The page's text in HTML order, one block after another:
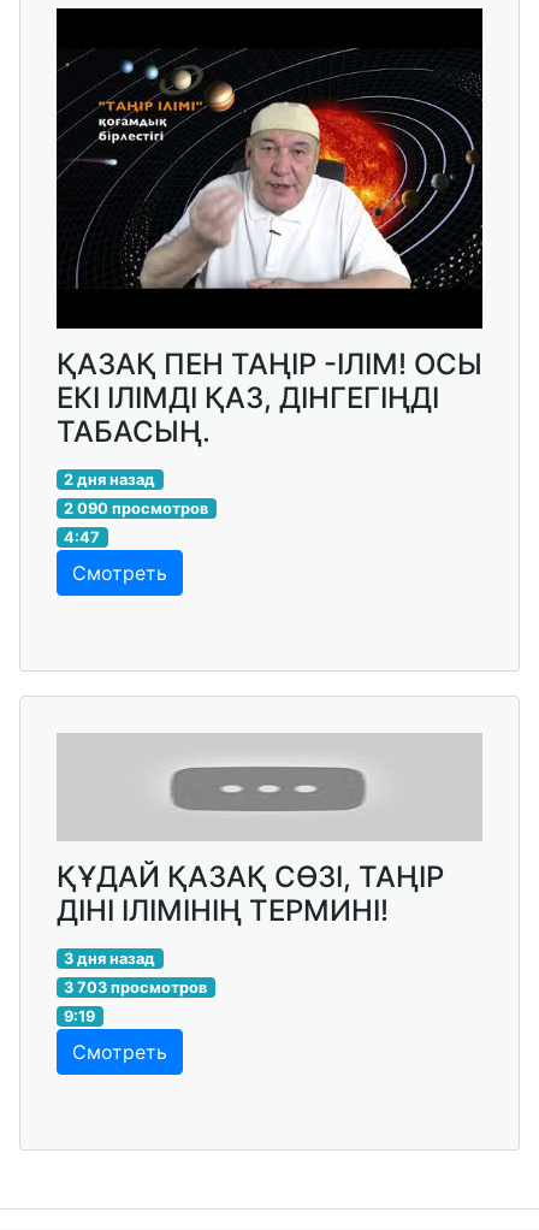
ҚАЗАҚ ПЕН ТАҢІР -ІЛІМ! ОСЫ
ЕКІ ІЛІМДІ ҚАЗ, ДІНГЕГІҢДІ
ТАБАСЫҢ.
2 дня назад
2 090 просмотров
4:47
Смотреть
ҚҰДАЙ ҚАЗАҚ СӨЗІ, ТАҢІР
ДІНІ ІЛІМІНІҢ ТЕРМИНІ!
3 дня назад
3 703 просмотров
9:19
Смотреть